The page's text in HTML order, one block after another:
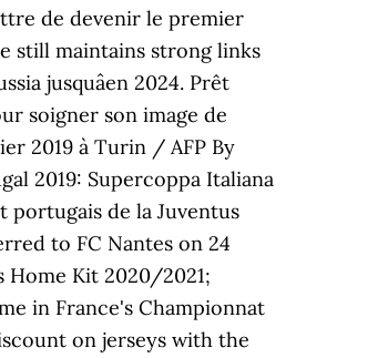
de devenir le premier
still maintains strong links
jusquâen 2024. Prêt
soigner son image de
2019 à Turin / AFP By
2019: Supercoppa Italiana
portugais de la Juventus
to FC Nantes on 24
Home Kit 2020/2021;
in France's Championnat
on jerseys with the